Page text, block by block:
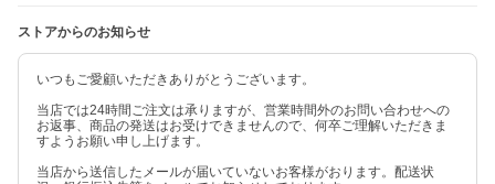
ストアからのお知らせ
いつもご愛顧いただきありがとうございます。
当店では24時間ご注文は承りますが、営業時間外のお問い合わせへの
お返事、商品の発送はお受けできませんので、何卒ご理解いただきま
すようお願い申し上げます。
当店から送信したメールが届いていないお客様がおります。配送状